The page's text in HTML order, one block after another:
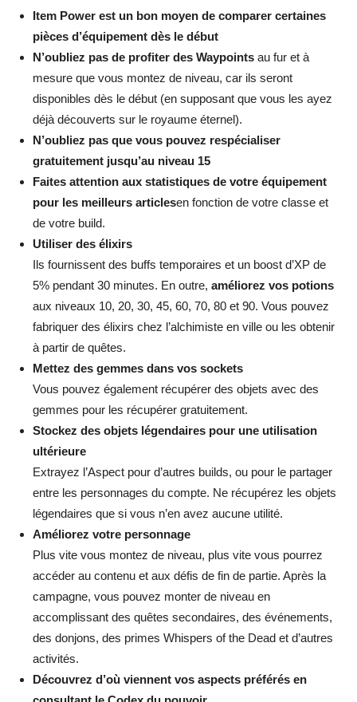
Item Power est un bon moyen de comparer certaines
pièces d’équipement dès le début
N’oubliez pas de profiter des Waypoints au fur et à
mesure que vous montez de niveau, car ils seront
disponibles dès le début (en supposant que vous les ayez
déjà découverts sur le royaume éternel).
N’oubliez pas que vous pouvez respécialiser
gratuitement jusqu’au niveau 15
Faites attention aux statistiques de votre équipement
pour les meilleurs articlesen fonction de votre classe et
de votre build.
Utiliser des élixirs
Ils fournissent des buffs temporaires et un boost d’XP de
5% pendant 30 minutes. En outre, améliorez vos potions
aux niveaux 10, 20, 30, 45, 60, 70, 80 et 90. Vous pouvez
fabriquer des élixirs chez l’alchimiste en ville ou les obtenir
à partir de quêtes.
Mettez des gemmes dans vos sockets
Vous pouvez également récupérer des objets avec des
gemmes pour les récupérer gratuitement.
Stockez des objets légendaires pour une utilisation
ultérieure
Extrayez l’Aspect pour d’autres builds, ou pour le partager
entre les personnages du compte. Ne récupérez les objets
légendaires que si vous n’en avez aucune utilité.
Améliorez votre personnage
Plus vite vous montez de niveau, plus vite vous pourrez
accéder au contenu et aux défis de fin de partie. Après la
campagne, vous pouvez monter de niveau en
accomplissant des quêtes secondaires, des événements,
des donjons, des primes Whispers of the Dead et d’autres
activités.
Découvrez d’où viennent vos aspects préférés en